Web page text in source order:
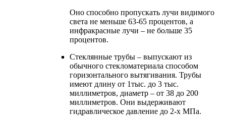
Оно способно пропускать лучи видимого
света не меньше 63-65 процентов, а
инфракрасные лучи – не больше 35
процентов.
Cтеклянные трубы – выпускают из
обычного стекломатериала способом
горизонтального вытягивания. Трубы
имеют длину от 1тыс. до 3 тыс.
миллиметров, диаметр – от 38 до 200
миллиметров. Они выдерживают
гидравлическое давление до 2-х МПа.